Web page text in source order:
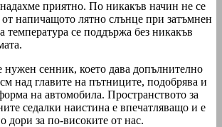
приятно. По никакъв начин не се
напичащото лятно слънце при затъмнен
се поддържа без никакъв
нужен сенник, което дава допълнително
над главите на пътниците, подобрява и
на автомобила. Пространството за
седалки наистина е впечатляващо и е
дори за по-високите от нас.